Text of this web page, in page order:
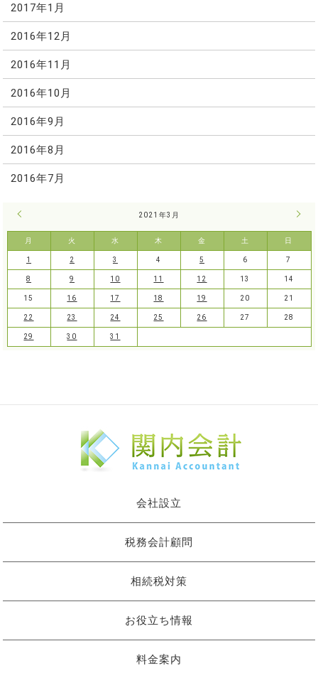
2017年1月
2016年12月
2016年11月
2016年10月
2016年9月
2016年8月
2016年7月
2021年3月
月 火 水 木 金 土 日
4月
1 2 3 4 5 6 7
8 9 10 11 12 13 14
15 16 17 18 19 20 21
22 23 24 25 26 27 28
29 30 31
会社設立
税務会計顧問
相続税対策
お役立ち情報
料金案内